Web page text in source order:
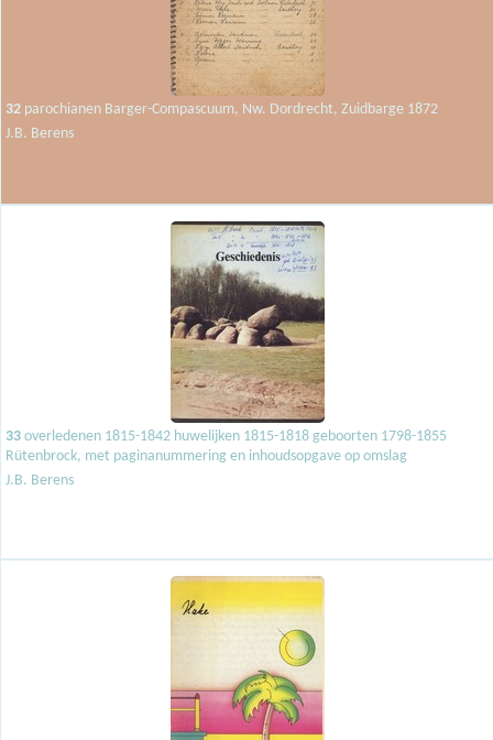
32 parochianen Barger-Compascuum, Nw. Dordrecht, Zuidbarge 1872
J.B. Berens
33 overledenen 1815-1842 huwelijken 1815-1818 geboorten 1798-1855
Rütenbrock, met paginanummering en inhoudsopgave op omslag
J.B. Berens